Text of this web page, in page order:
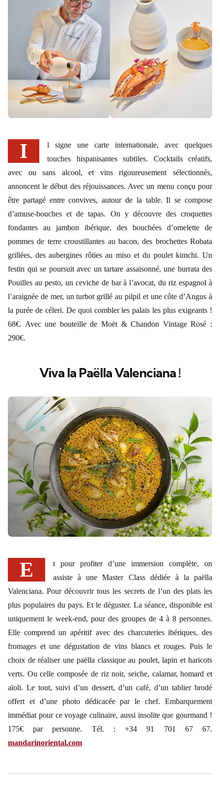
Il signe une carte internationale, avec quelques
touches hispanisantes subtiles. Cocktails créatifs,
avec ou sans alcool, et vins rigoureusement sélectionnés,
annoncent le début des réjouissances. Avec un menu conçu pour
être partagé entre convives, autour de la table. Il se compose
d’amuse-bouches et de tapas. On y découvre des croquettes
fondantes au jambon ibérique, des bouchées d’omelette de
pommes de terre croustillantes au bacon, des brochettes Robata
grillées, des aubergines rôties au miso et du poulet kimchi. Un
festin qui se poursuit avec un tartare assaisonné, une burrata des
Pouilles au pesto, un ceviche de bar à l’avocat, du riz espagnol à
l’araignée de mer, un turbot grillé au pilpil et une côte d’Angus à
la purée de céleri. De quoi combler les palais les plus exigeants !
68€. Avec une bouteille de Moët & Chandon Vintage Rosé :
290€.
Viva la Paëlla Valenciana !
Et pour profiter d’une immersion complète, on
assiste à une Master Class dédiée à la paëlla
Valenciana. Pour découvrir tous les secrets de l’un des plats les
plus populaires du pays. Et le déguster. La séance, disponible est
uniquement le week-end, pour des groupes de 4 à 8 personnes.
Elle comprend un apéritif avec des charcuteries ibériques, des
fromages et une dégustation de vins blancs et rouges. Puis le
choix de réaliser une paëlla classique au poulet, lapin et haricots
verts. Ou celle composée de riz noir, seiche, calamar, homard et
aïoli. Le tout, suivi d’un dessert, d’un café, d’un tablier brodé
offert et d’une photo dédicacée par le chef. Embarquement
immédiat pour ce voyage culinaire, aussi insolite que gourmand !
175€ par personne. Tél. : +34 91 701 67 67.
mandarinoriental.com